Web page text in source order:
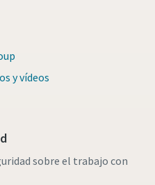
y vídeos
sobre el trabajo con